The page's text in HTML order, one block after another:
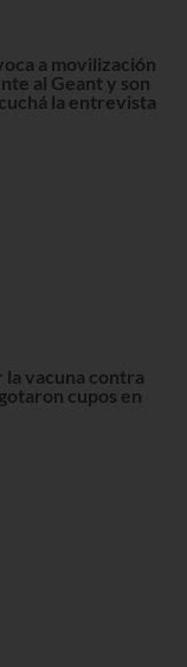
a movilización
al Geant y son
la entrevista
la vacuna contra
cupos en